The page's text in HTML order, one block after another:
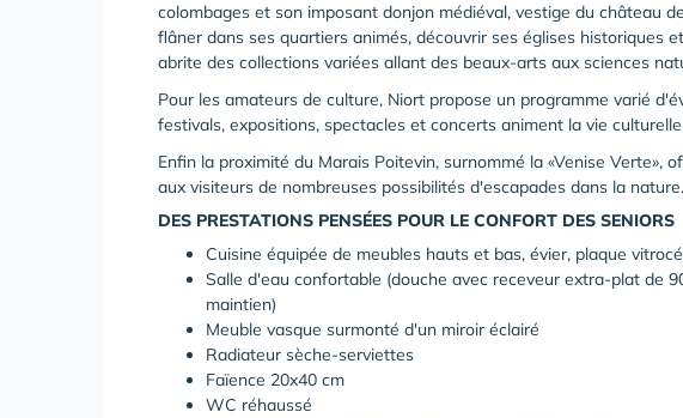
colombages et son imposant donjon médiéval, vestige du château
flâner dans ses quartiers animés, découvrir ses églises historiques
abrite des collections variées allant des beaux-arts aux sciences
Pour les amateurs de culture, Niort propose un programme varié
festivals, expositions, spectacles et concerts animent la vie
Enfin la proximité du Marais Poitevin, surnommé la «Venise Verte»,
aux visiteurs de nombreuses possibilités d'escapades dans la nature.
DES PRESTATIONS PENSÉES POUR LE CONFORT DES SENIORS
Cuisine équipée de meubles hauts et bas, évier, plaque
Salle d'eau confortable (douche avec receveur extra-plat de
maintien)
Meuble vasque surmonté d'un miroir éclairé
Radiateur sèche-serviettes
Faïence 20x40 cm
WC réhaussé